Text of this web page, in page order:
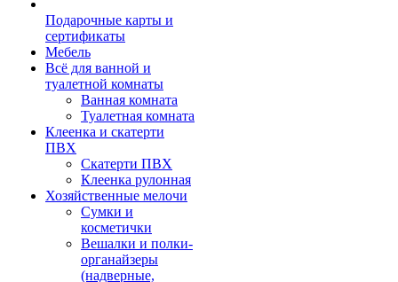
Подарочные карты и
сертификаты
Мебель
Всё для ванной и
туалетной комнаты
Ванная комната
Туалетная комната
Клеенка и скатерти
ПВХ
Скатерти ПВХ
Клеенка рулонная
Хозяйственные мелочи
Сумки и
косметички
Вешалки и полки-
органайзеры
(надверные,